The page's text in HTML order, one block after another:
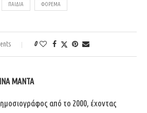
ΠΑΙΔΙΆ ΦΌΡΕΜΑ
0
ΜΑΝΤΆ
από το 2000, έχοντας